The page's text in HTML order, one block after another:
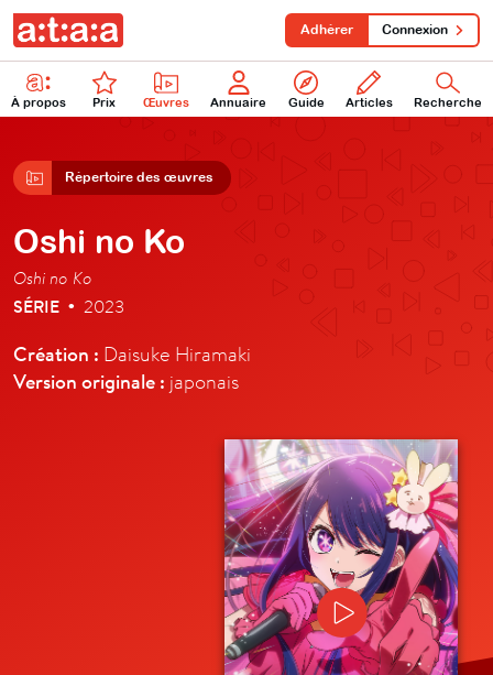
À propos Prix Œuvres Annuaire Guide Articles Recherche
Adhérer Connexion
Répertoire des œuvres
Oshi no Ko
Oshi no Ko
SÉRIE • 2023
Création : Daisuke Hiramaki
Version originale : japonais